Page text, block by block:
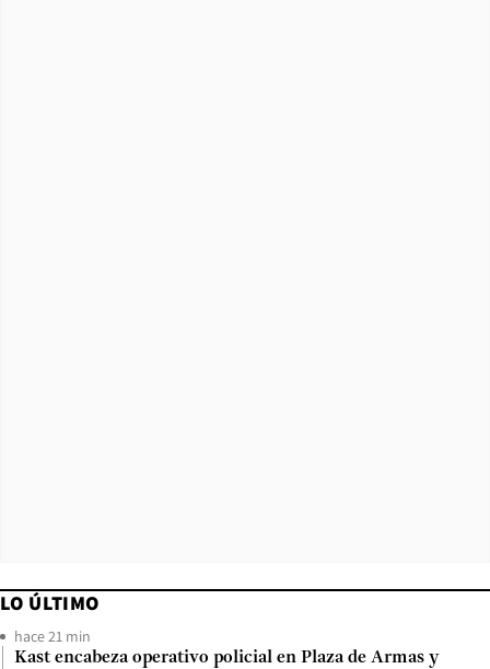
LO ÚLTIMO
hace 21 min
Kast encabeza operativo policial en Plaza de Armas y